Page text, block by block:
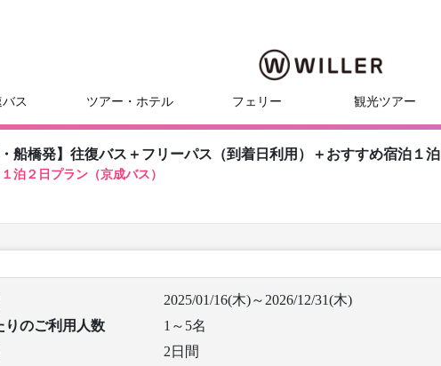
ス ツアー・ホテル フェリー 観光ツアー
橋発】往復バス＋フリーパス（到着日利用）＋おすすめ宿泊１泊
泊２日プラン（京成バス）
2025/01/16(木)～2026/12/31(木)
りのご利用人数
1～5名
2日間